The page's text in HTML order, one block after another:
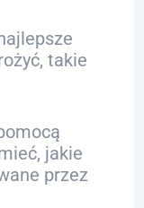
takie
jakie
przez